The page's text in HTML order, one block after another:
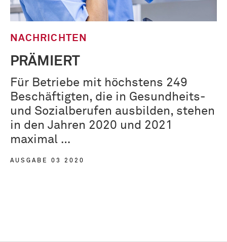
NACHRICHTEN
PRÄMIERT
Für Betriebe mit höchstens 249
Beschäftigten, die in Gesundheits-
und Sozialberufen ausbilden, stehen
in den Jahren 2020 und 2021
maximal …
AUSGABE 03 2020